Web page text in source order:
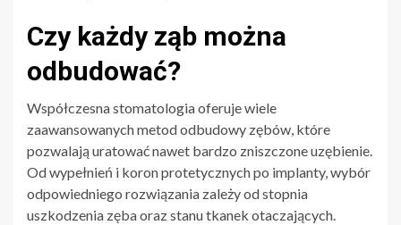
Czy każdy ząb można
odbudować?
Współczesna stomatologia oferuje wiele
zaawansowanych metod odbudowy zębów, które
pozwalają uratować nawet bardzo zniszczone uzębienie.
Od wypełnień i koron protetycznych po implanty, wybór
odpowiedniego rozwiązania zależy od stopnia
uszkodzenia zęba oraz stanu tkanek otaczających.